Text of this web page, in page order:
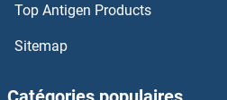
TAS2R38 Kits ELISA
Top Antigen Products
Sitemap